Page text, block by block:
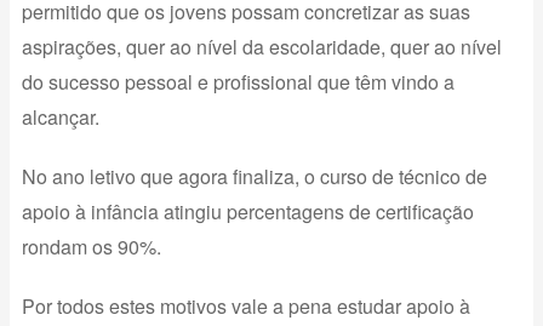
permitido que os jovens possam concretizar as suas
aspirações, quer ao nível da escolaridade, quer ao nível
do sucesso pessoal e profissional que têm vindo a
alcançar.
No ano letivo que agora finaliza, o curso de técnico de
apoio à infância atingiu percentagens de certificação
rondam os 90%.
Por todos estes motivos vale a pena estudar apoio à